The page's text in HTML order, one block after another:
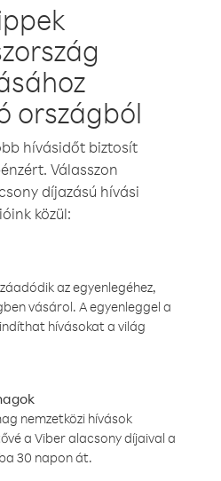
országból
hívásidőt biztosít
Válasszon
díjazású hívási
közül:
az egyenlegéhez,
vásárol. A egyenleggel a
hívásokat a világ
nemzetközi hívások
a Viber alacsony díjaival a
30 napon át.